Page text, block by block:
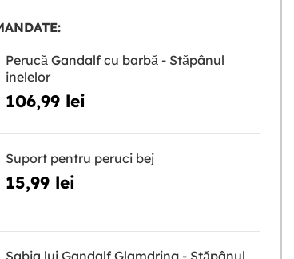
Perucă Gandalf cu barbă - Stăpânul
inelelor
106,99 lei
Suport pentru peruci bej
15,99 lei